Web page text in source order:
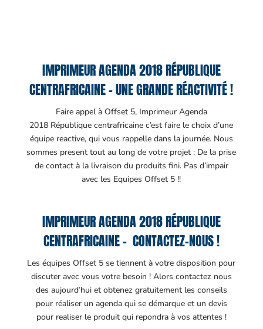
IMPRIMEUR AGENDA 2018 RÉPUBLIQUE
CENTRAFRICAINE – UNE GRANDE RÉACTIVITÉ !
Faire appel à Offset 5, Imprimeur Agenda
2018 République centrafricaine c’est faire le choix d’une
équipe reactive, qui vous rappelle dans la journée. Nous
sommes present tout au long de votre projet : De la prise
de contact à la livraison du produits fini. Pas d’impair
avec les Equipes Offset 5 !!
IMPRIMEUR AGENDA 2018 RÉPUBLIQUE
CENTRAFRICAINE – CONTACTEZ-NOUS !
Les équipes Offset 5 se tiennent à votre disposition pour
discuter avec vous votre besoin ! Alors contactez nous
des aujourd’hui et obtenez gratuitement les conseils
pour réaliser un agenda qui se démarque et un devis
pour realiser le produit qui repondra à vos attentes !